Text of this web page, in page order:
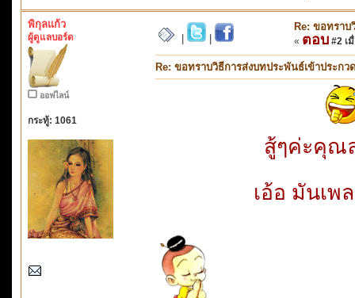
พิกุลแก้ว
ผู้ดูแลบอร์ด
ออฟไลน์
กระทู้: 1061
Re: ขอทราบ
« ตอบ #2 เ
Re: ขอทราบวิธีการส่งบทประพันธ์เข้าประกวด
สู้ๆค่ะคุณ
เอ้อ มันเพ